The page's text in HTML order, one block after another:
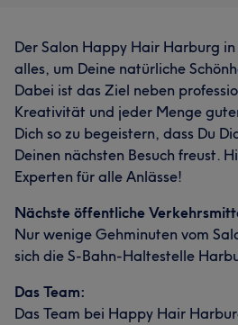
Kompetent 21 Talentiert 17
Was unsere Kunden über Manu
Erfahren 7
Was unsere Kunden über Seel
Professionell 9 Sympathisch 5
Der Salon Happy Hair Harburg
alles, um Deine natürliche
Dabei ist das Ziel neben
Kreativität und jeder Menge
Dich so zu begeistern, dass Du
Deinen nächsten Besuch freust.
Experten für alle Anlässe!
Nächste öffentliche
Nur wenige Gehminuten vom
sich die S-Bahn-Haltestelle
Das Team:
Das Team bei Happy Hair